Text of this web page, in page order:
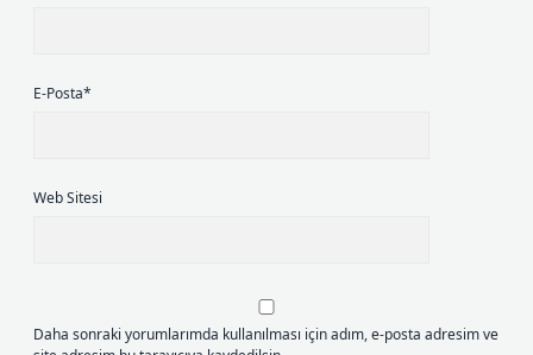
E-Posta*
Web Sitesi
Daha sonraki yorumlarımda kullanılması için adım, e-posta adresim ve